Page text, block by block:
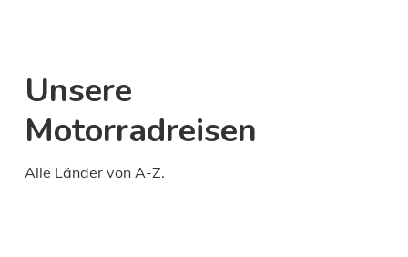
Unsere
Motorradreisen
Alle Länder von A-Z.